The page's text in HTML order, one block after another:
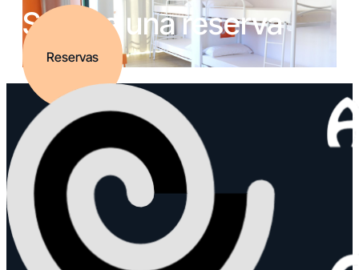
Solicita una reserva
Reservas